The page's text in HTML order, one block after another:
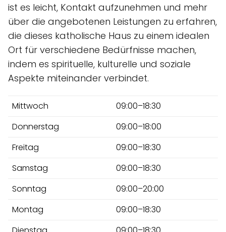
ist es leicht, Kontakt aufzunehmen und mehr
über die angebotenen Leistungen zu erfahren,
die dieses katholische Haus zu einem idealen
Ort für verschiedene Bedürfnisse machen,
indem es spirituelle, kulturelle und soziale
Aspekte miteinander verbindet.
Mittwoch
09:00–18:30
Donnerstag
09:00–18:00
Freitag
09:00–18:30
Samstag
09:00–18:30
Sonntag
09:00–20:00
Montag
09:00–18:30